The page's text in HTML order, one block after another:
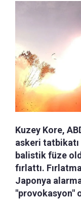
Kuzey Kore,
askeri tatbikatı
balistik füze
fırlattı.
Japonya
"provokasyon"